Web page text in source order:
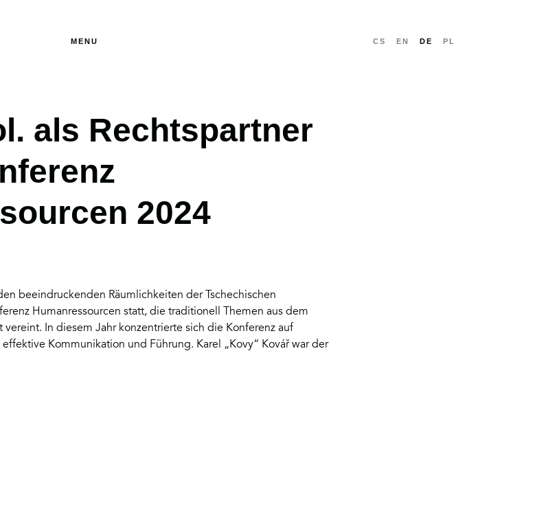
MENU CS EN DE PL
als Rechtspartner
2024
beeindruckenden Räumlichkeiten der Tschechischen
Humanressourcen statt, die traditionell Themen aus dem
vereint. In diesem Jahr konzentrierte sich die Konferenz auf
Kommunikation und Führung. Karel „Kovy“ Kovář war der